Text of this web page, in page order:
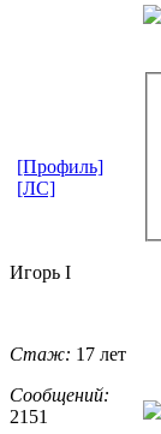
[Профиль]
[ЛС]
Игорь I
Стаж: 17 лет
Сообщений:
2151